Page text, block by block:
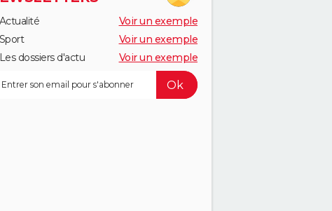
Actualité
Voir un exemple
Sport
Voir un exemple
Les dossiers d'actu
Voir un exemple